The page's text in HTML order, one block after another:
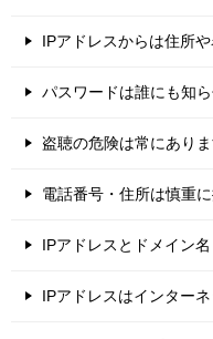
IPアドレスからは住所や
パスワードは誰にも知ら
盗聴の危険は常にありま
電話番号・住所は慎重に
IPアドレスとドメイン名
IPアドレスはインター